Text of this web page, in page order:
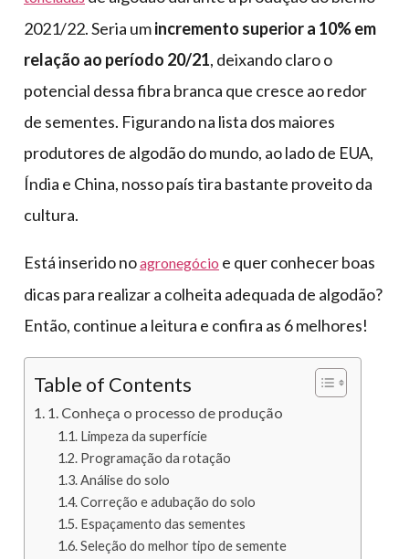
2021/22. Seria umincremento superior a 10% em
relação ao período 20/21, deixando claro o
potencial dessa fibra branca que cresce ao redor
de sementes. Figurando na lista dos maiores
produtores de algodão do mundo, ao lado de EUA,
Índia e China, nosso país tira bastante proveito da
cultura.
Está inserido noagronegócio e quer conhecer boas
dicas para realizar a colheita adequada de algodão?
Então, continue a leitura e confira as 6 melhores!
Table of Contents
1. Conheça o processo de produção
Limpeza da superfície
Programação da rotação
Análise do solo
Correção e adubação do solo
Espaçamento das sementes
Seleção do melhor tipo de semente